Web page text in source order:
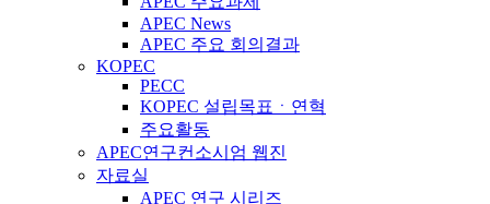
APEC News
APEC 주요 회의결과
KOPEC
PECC
KOPEC 설립목표ㆍ연혁
주요활동
APEC연구컨소시엄 웹진
자료실
APEC 연구 시리즈